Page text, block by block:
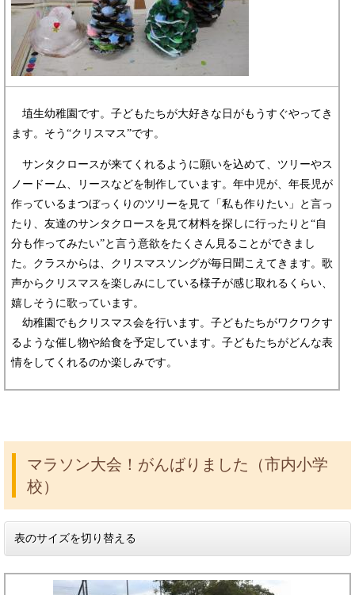
埴生幼稚園です。子どもたちが大好きな日がもうすぐやってき
ます。そう“クリスマス”です。
サンタクロースが来てくれるように願いを込めて、ツリーやス
ノードーム、リースなどを制作しています。年中児が、年長児が
作っているまつぼっくりのツリーを見て「私も作りたい」と言っ
たり、友達のサンタクロースを見て材料を探しに行ったりと“自
分も作ってみたい”と言う意欲をたくさん見ることができまし
た。クラスからは、クリスマスソングが毎日聞こえてきます。歌
声からクリスマスを楽しみにしている様子が感じ取れるくらい、
嬉しそうに歌っています。
幼稚園でもクリスマス会を行います。子どもたちがワクワクす
るような催し物や給食を予定しています。子どもたちがどんな表
情をしてくれるのか楽しみです。
マラソン大会！がんばりました（市内小学
校）
表のサイズを切り替える